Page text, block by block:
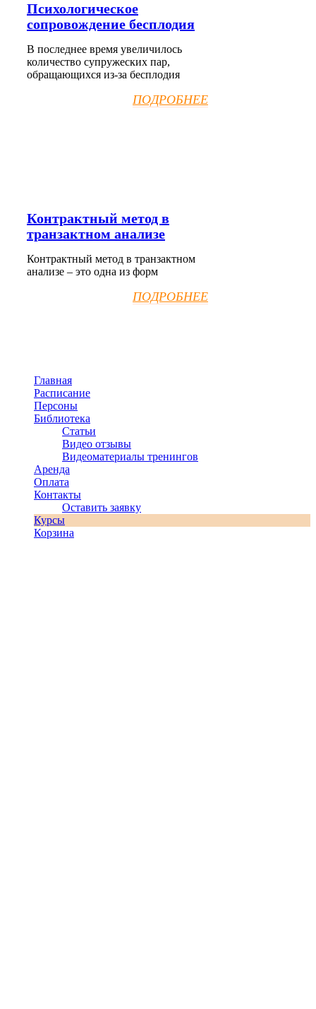
Психологическое
сопровождение бесплодия
В последнее время увеличилось
количество супружеских пар,
обращающихся из-за бесплодия
ПОДРОБНЕЕ
Контрактный метод в
транзактном анализе
Контрактный метод в транзактном
анализе – это одна из форм
ПОДРОБНЕЕ
Главная
Расписание
Персоны
Библиотека
Статьи
Видео отзывы
Видеоматериалы тренингов
Аренда
Оплата
Контакты
Оставить заявку
Курсы
Корзина